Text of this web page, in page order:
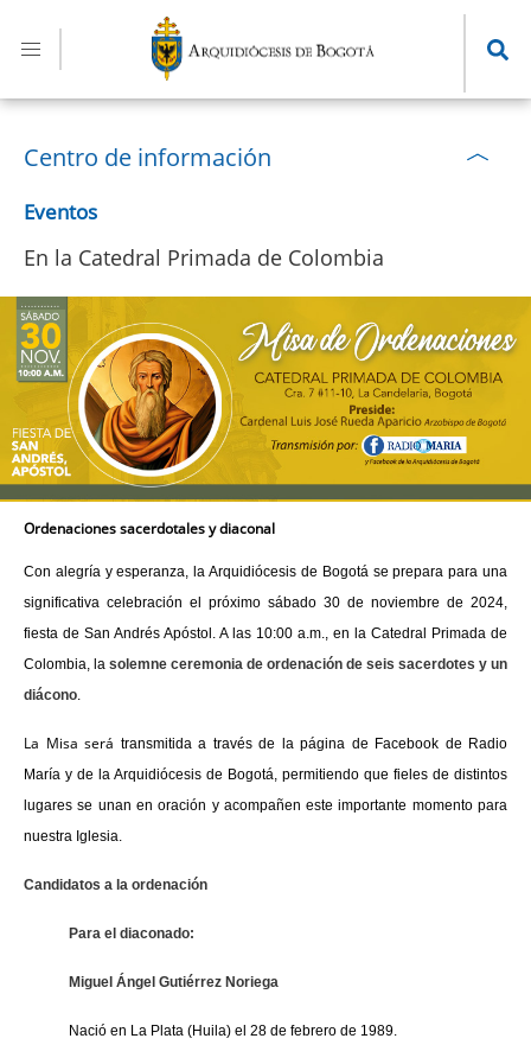
contenido
principal
Centro de información
Eventos
En la Catedral Primada de Colombia
Ordenaciones sacerdotales y diaconal
Con alegría y esperanza, la Arquidiócesis de Bogotá se prepara para una
significativa celebración el próximo sábado 30 de noviembre de 2024,
fiesta de San Andrés Apóstol. A las 10:00 a.m., en la Catedral Primada de
Colombia, la solemne ceremonia de ordenación de seis sacerdotes y un
diácono.
La Misa será transmitida a través de la página de Facebook de Radio
María y de la Arquidiócesis de Bogotá, permitiendo que fieles de distintos
lugares se unan en oración y acompañen este importante momento para
nuestra Iglesia.
Candidatos a la ordenación
Para el diaconado:
Miguel Ángel Gutiérrez Noriega
Nació en La Plata (Huila) el 28 de febrero de 1989.